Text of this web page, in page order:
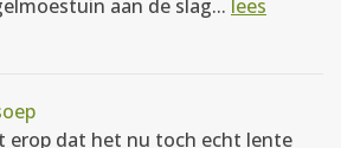
aan de slag... lees
erop dat het nu toch echt lente